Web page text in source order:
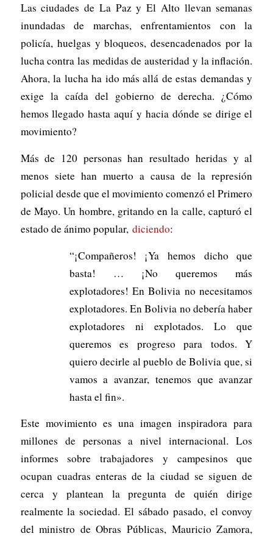
Las ciudades de La Paz y El Alto llevan semanas
inundadas de marchas, enfrentamientos con la
policía, huelgas y bloqueos, desencadenados por la
lucha contra las medidas de austeridad y la inflación.
Ahora, la lucha ha ido más allá de estas demandas y
exige la caída del gobierno de derecha. ¿Cómo
hemos llegado hasta aquí y hacia dónde se dirige el
movimiento?
Más de 120 personas han resultado heridas y al
menos siete han muerto a causa de la represión
policial desde que el movimiento comenzó el Primero
de Mayo. Un hombre, gritando en la calle, capturó el
estado de ánimo popular, diciendo:
“¡Compañeros! ¡Ya hemos dicho que
basta! … ¡No queremos más
explotadores! En Bolivia no necesitamos
explotadores. En Bolivia no debería haber
explotadores ni explotados. Lo que
queremos es progreso para todos. Y
quiero decirle al pueblo de Bolivia que, si
vamos a avanzar, tenemos que avanzar
hasta el fin».
Este movimiento es una imagen inspiradora para
millones de personas a nivel internacional. Los
informes sobre trabajadores y campesinos que
ocupan cuadras enteras de la ciudad se siguen de
cerca y plantean la pregunta de quién dirige
realmente la sociedad. El sábado pasado, el convoy
del ministro de Obras Públicas, Mauricio Zamora,